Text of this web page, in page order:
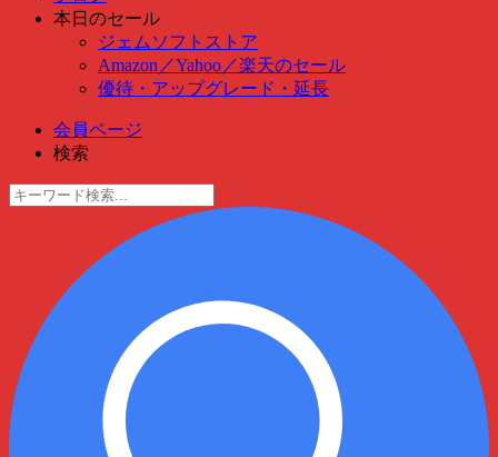
本日のセール
ジェムソフトストア
Amazon ／Yahoo ／楽天のセール
優待・アップグレード・延長
会員ページ
検索